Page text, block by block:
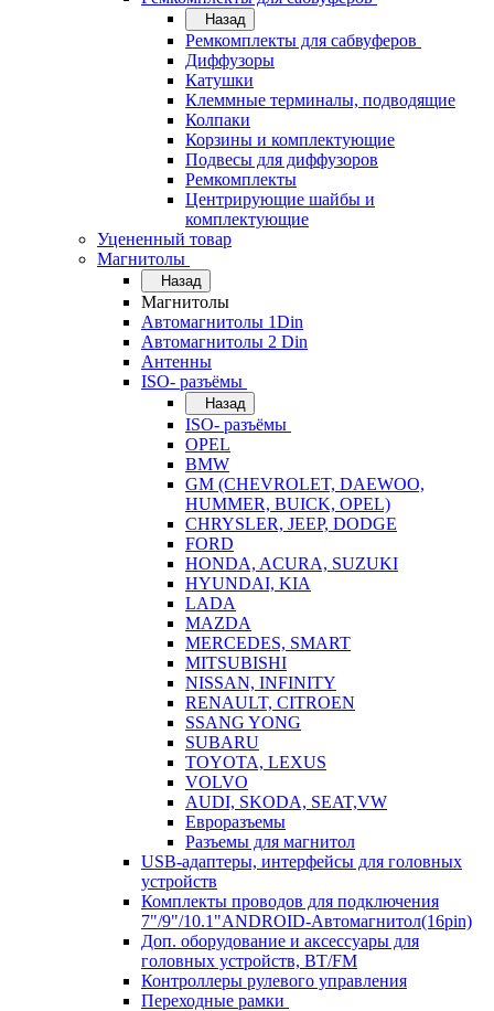
Назад
Ремкомплекты для сабвуферов
Диффузоры
Катушки
Клеммные терминалы, подводящие
Колпаки
Корзины и комплектующие
Подвесы для диффузоров
Ремкомплекты
Центрирующие шайбы и
комплектующие
Уцененный товар
Магнитолы
Назад
Магнитолы
Автомагнитолы 1Din
Автомагнитолы 2 Din
Антенны
ISO- разъёмы
Назад
ISO- разъёмы
OPEL
BMW
GM (CHEVROLET, DAEWOO,
HUMMER, BUICK, OPEL)
CHRYSLER, JEEP, DODGE
FORD
HONDA, ACURA, SUZUKI
HYUNDAI, KIA
LADA
MAZDA
MERCEDES, SMART
MITSUBISHI
NISSAN, INFINITY
RENAULT, CITROEN
SSANG YONG
SUBARU
TOYOTA, LEXUS
VOLVO
AUDI, SKODA, SEAT,VW
Евроразъемы
Разъемы для магнитол
USB-адаптеры, интерфейсы для головных
устройств
Комплекты проводов для подключения
7"/9"/10.1"ANDROID-Автомагнитол(16pin)
Доп. оборудование и аксессуары для
головных устройств, BT/FM
Контроллеры рулевого управления
Переходные рамки